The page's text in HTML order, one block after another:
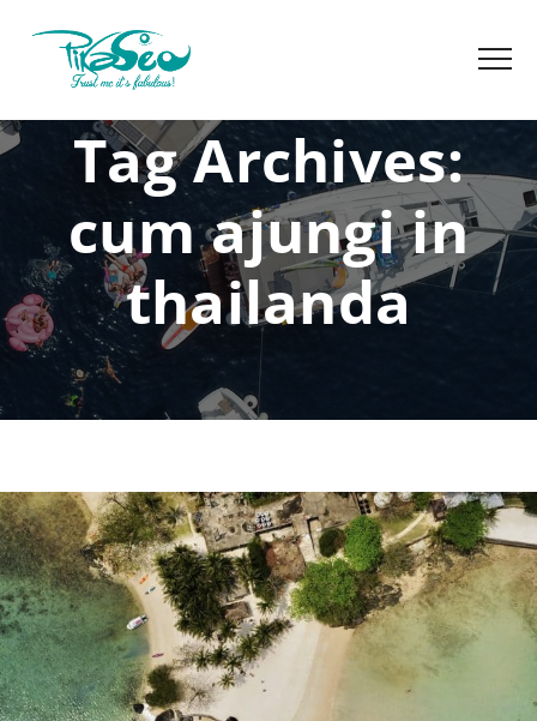
Tag Archives:
cum ajungi in
thailanda